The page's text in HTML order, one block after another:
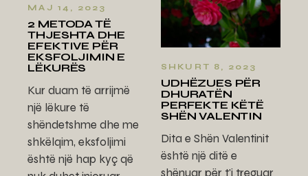
MAJ 14, 2023
2 METODA TË
THJESHTA DHE
EFEKTIVE PËR
EKSFOLJIMIN E
LËKURËS
Kur duam të arrijmë
një lëkure të
shëndetshme dhe me
shkëlqim, eksfoljimi
është një hap kyç që
SHKURT 8, 2023
UDHËZUES PËR
DHURATËN
PERFEKTE KËTË
SHËN VALENTIN
Dita e Shën Valentinit
është një ditë e
shënuar për t'i treguar